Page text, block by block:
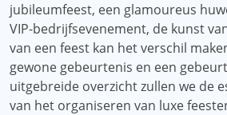
jubileumfeest, een glamoureus
VIP-bedrijfsevenement, de kunst
van een feest kan het verschil
gewone gebeurtenis en een
uitgebreide overzicht zullen we de
van het organiseren van luxe